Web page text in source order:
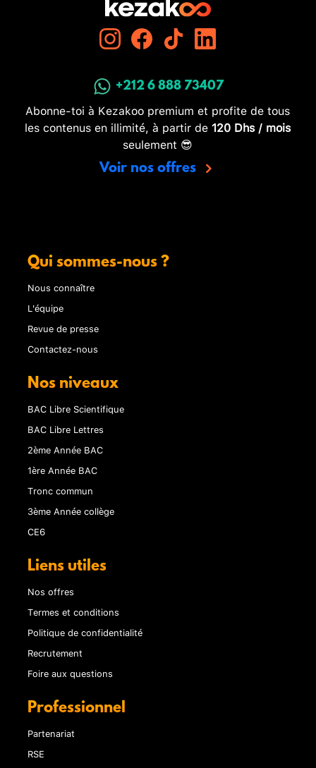
+212 6 888 73407
Abonne-toi à Kezakoo premium et profite de tous
les contenus en illimité, à partir de 120 Dhs / mois
seulement 😎
Voir nos offres
Qui sommes-nous ?
Nous connaître
L'équipe
Revue de presse
Contactez-nous
Nos niveaux
BAC Libre Scientifique
BAC Libre Lettres
2ème Année BAC
1ère Année BAC
Tronc commun
3ème Année collège
CE6
Liens utiles
Nos offres
Termes et conditions
Politique de confidentialité
Recrutement
Foire aux questions
Professionnel
Partenariat
RSE